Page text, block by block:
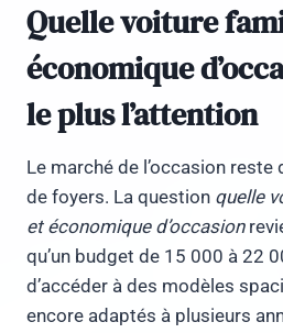
Quelle voiture
économique
le plus l’attention
Le marché de l’occasion
de foyers. La question quelle
et économique d’occasion
qu’un budget de 15 000 à 22
d’accéder à des modèles
encore adaptés à plusieurs